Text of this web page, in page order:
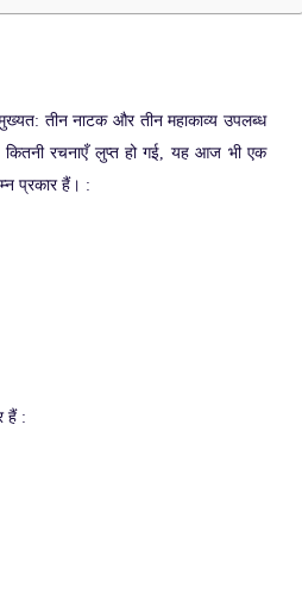
तीन नाटक और तीन महाकाव्य उपलब्ध
रचनाएँ लुप्त हो गई, यह आज भी एक
प्रकार हैं। :
हैं :